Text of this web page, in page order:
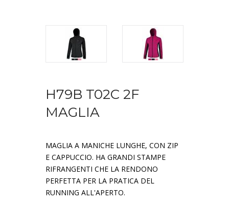
H79B T02C 2F
MAGLIA
MAGLIA A MANICHE LUNGHE, CON ZIP
E CAPPUCCIO. HA GRANDI STAMPE
RIFRANGENTI CHE LA RENDONO
PERFETTA PER LA PRATICA DEL
RUNNING ALL'APERTO.